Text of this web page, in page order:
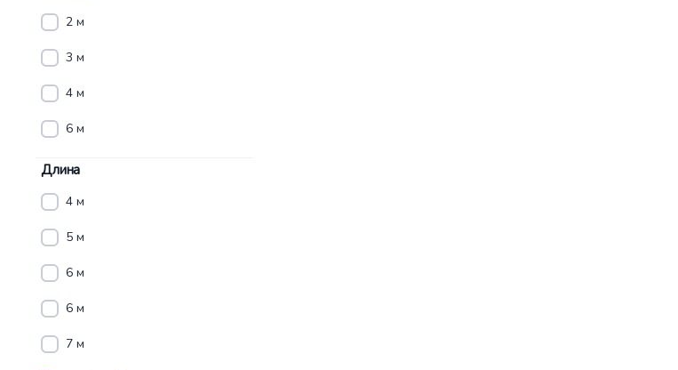
2 м
3 м
4 м
6 м
Длина
4 м
5 м
6 м
6 м
7 м